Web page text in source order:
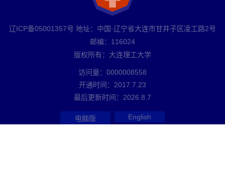
辽ICP备05001357号 地址：中国·辽宁省大连市甘井子区凌工路2号
邮编：116024
版权所有：大连理工大学
访问量： 0000008558
开通时间： 2017 7 23
最后更新时间： 2026 8 7
电脑版 English